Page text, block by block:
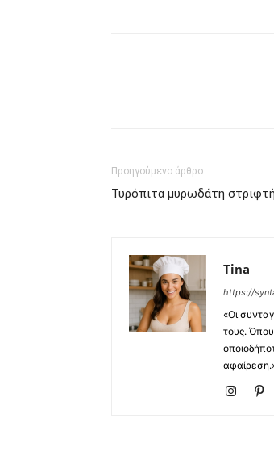
Προηγούμενο άρθρο
Τυρόπιτα μυρωδάτη
Tina
https://
«Οι
τους.